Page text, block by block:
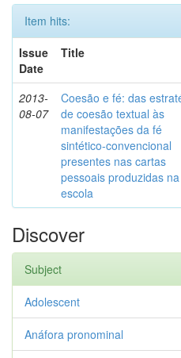
Item hits:
Issue
Date
Title
2013-
08-07
Coesão e fé: das
de coesão textual às
manifestações da fé
sintético-convencional
presentes nas cartas
pessoais produzidas na
escola
Discover
Subject
Adolescent
Anáfora pronominal